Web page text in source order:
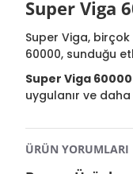
Super Viga
Super Viga,
60000, sunduğu
Super Viga
uygulanır ve
ÜRÜN YORUMLARI